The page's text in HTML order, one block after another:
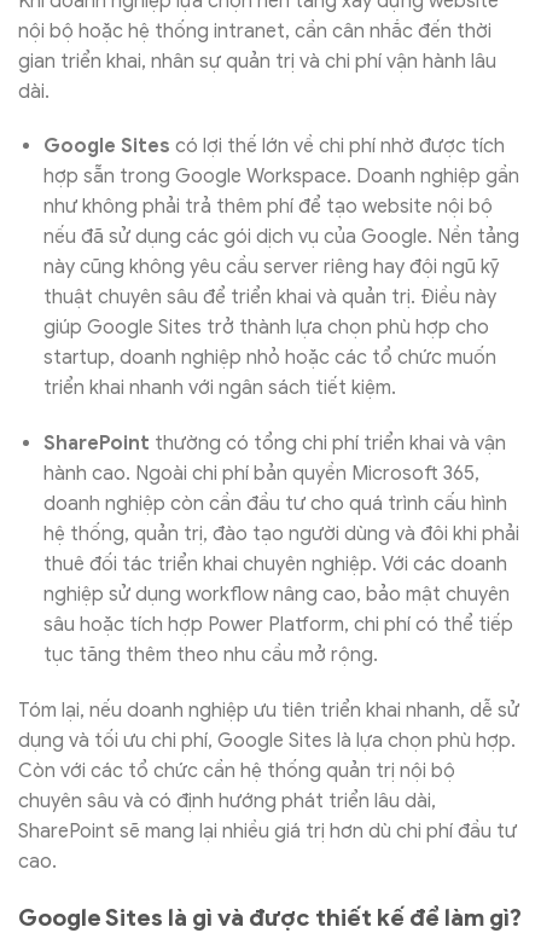
nội bộ hoặc hệ thống intranet, cần cân nhắc đến thời
gian triển khai, nhân sự quản trị và chi phí vận hành lâu
dài.
Google Sites có lợi thế lớn về chi phí nhờ được tích
hợp sẵn trong Google Workspace. Doanh nghiệp gần
như không phải trả thêm phí để tạo website nội bộ
nếu đã sử dụng các gói dịch vụ của Google. Nền tảng
này cũng không yêu cầu server riêng hay đội ngũ kỹ
thuật chuyên sâu để triển khai và quản trị. Điều này
giúp Google Sites trở thành lựa chọn phù hợp cho
startup, doanh nghiệp nhỏ hoặc các tổ chức muốn
triển khai nhanh với ngân sách tiết kiệm.
SharePoint thường có tổng chi phí triển khai và vận
hành cao. Ngoài chi phí bản quyền Microsoft 365,
doanh nghiệp còn cần đầu tư cho quá trình cấu hình
hệ thống, quản trị, đào tạo người dùng và đôi khi phải
thuê đối tác triển khai chuyên nghiệp. Với các doanh
nghiệp sử dụng workflow nâng cao, bảo mật chuyên
sâu hoặc tích hợp Power Platform, chi phí có thể tiếp
tục tăng thêm theo nhu cầu mở rộng.
Tóm lại, nếu doanh nghiệp ưu tiên triển khai nhanh, dễ sử
dụng và tối ưu chi phí, Google Sites là lựa chọn phù hợp.
Còn với các tổ chức cần hệ thống quản trị nội bộ
chuyên sâu và có định hướng phát triển lâu dài,
SharePoint sẽ mang lại nhiều giá trị hơn dù chi phí đầu tư
cao.
Google Sites là gì và được thiết kế để làm gì?